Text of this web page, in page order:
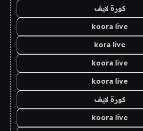
كورة لايف
koora live
kora live
koora live
koora live
كورة لايف
koora live